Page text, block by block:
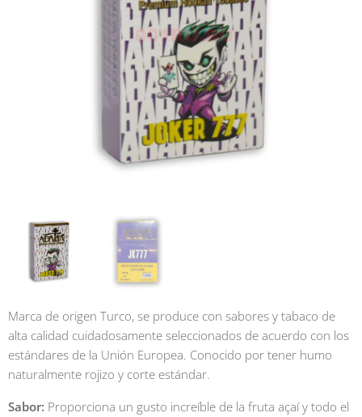
Marca de origen Turco, se produce con sabores y tabaco de
alta calidad cuidadosamente seleccionados de acuerdo con los
estándares de la Unión Europea. Conocido por tener humo
naturalmente rojizo y corte estándar.
Sabor: Proporciona un gusto increíble de la fruta açaí y todo el